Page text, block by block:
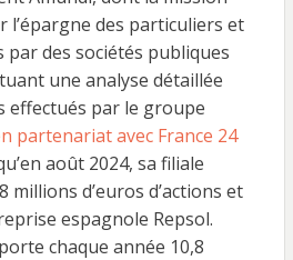
des particuliers et
par des sociétés publiques
une analyse détaillée
effectués par le groupe
partenariat avec France 24
août 2024, sa filiale
millions d’euros d’actions et
espagnole Repsol.
chaque année 10,8